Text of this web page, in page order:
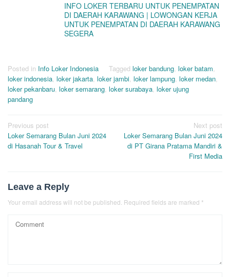
INFO LOKER TERBARU UNTUK PENEMPATAN
DI DAERAH KARAWANG | LOWONGAN KERJA
UNTUK PENEMPATAN DI DAERAH KARAWANG
SEGERA
Posted in Info Loker Indonesia Tagged loker bandung, loker batam,
loker indonesia, loker jakarta, loker jambi, loker lampung, loker medan,
loker pekanbaru, loker semarang, loker surabaya, loker ujung
pandang
Post
navigation
Previous post
Loker Semarang Bulan Juni 2024
di Hasanah Tour & Travel
Next post
Loker Semarang Bulan Juni 2024
di PT Girana Pratama Mandiri &
First Media
Leave a Reply
Your email address will not be published. Required fields are marked *